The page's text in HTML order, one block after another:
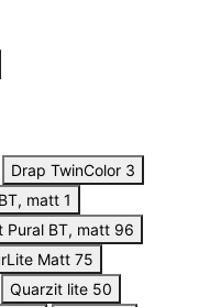
Drap TwinColor 3
matt 1
Pural BT, matt 96
Matt 75
Quarzit lite 50